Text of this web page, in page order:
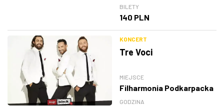
BILETY
140 PLN
KONCERT
Tre Voci
MIEJSCE
Filharmonia Podkarpacka
GODZINA